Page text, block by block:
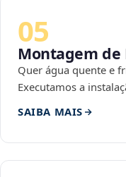
05
Montagem
Quer água quente e
Executamos a
SAIBA MAIS